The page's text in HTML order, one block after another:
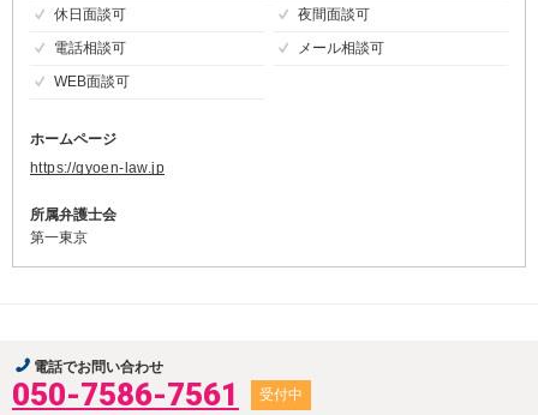
休日面談可
夜間面談可
電話相談可
メール相談可
WEB面談可
ホームページ
https://gyoen-law.jp
所属弁護士会
第一東京
電話でお問い合わせ
050-7586-7561 受付中